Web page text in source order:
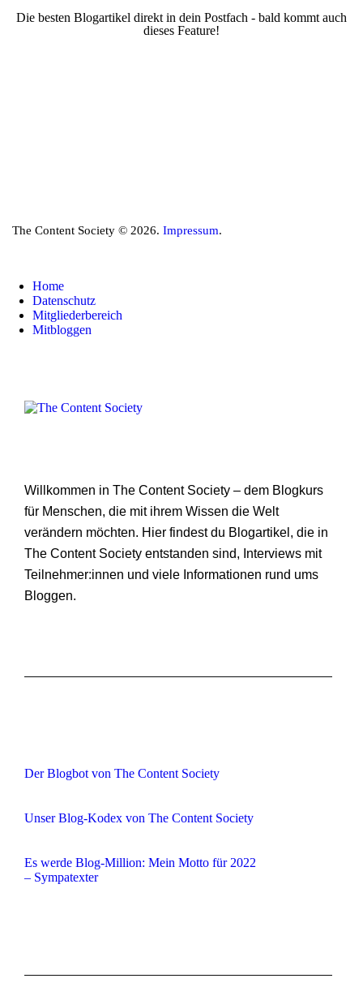
Die besten Blogartikel direkt in dein Postfach - bald kommt auch
dieses Feature!
The Content Society © 2026. Impressum.
Home
Datenschutz
Mitgliederbereich
Mitbloggen
Willkommen in The Content Society – dem Blogkurs
für Menschen, die mit ihrem Wissen die Welt
verändern möchten. Hier findest du Blogartikel, die in
The Content Society entstanden sind, Interviews mit
Teilnehmer:innen und viele Informationen rund ums
Bloggen.
Der Blogbot von The Content Society
Unser Blog-Kodex von The Content Society
Es werde Blog-Million: Mein Motto für 2022
– Sympatexter